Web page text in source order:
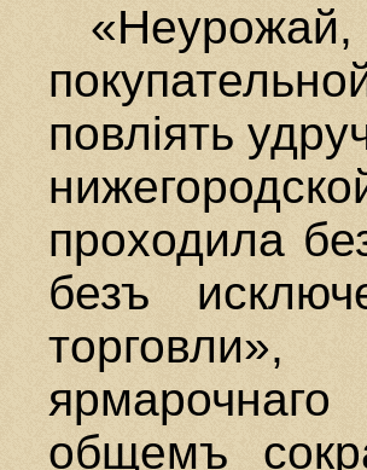
повлiять
проходила
безъ
общемъ